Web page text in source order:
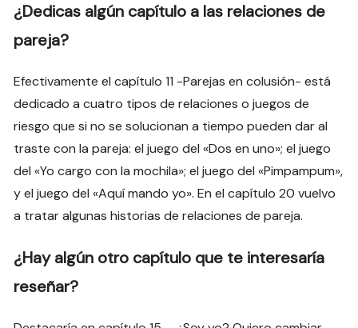
¿Dedicas algún capítulo a las relaciones de
pareja?
Efectivamente el capítulo 11 -Parejas en colusión- está
dedicado a cuatro tipos de relaciones o juegos de
riesgo que si no se solucionan a tiempo pueden dar al
traste con la pareja: el juego del «Dos en uno»; el juego
del «Yo cargo con la mochila»; el juego del «Pimpampum»,
y el juego del «Aquí mando yo». En el capítulo 20 vuelvo
a tratar algunas historias de relaciones de pareja.
¿Hay algún otro capítulo que te interesaría
reseñar?